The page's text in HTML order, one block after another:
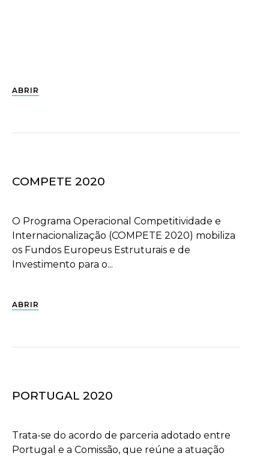
ABRIR
COMPETE 2020
O Programa Operacional Competitividade e
Internacionalização (COMPETE 2020) mobiliza
os Fundos Europeus Estruturais e de
Investimento para o...
ABRIR
PORTUGAL 2020
Trata-se do acordo de parceria adotado entre
Portugal e a Comissão, que reúne a atuação